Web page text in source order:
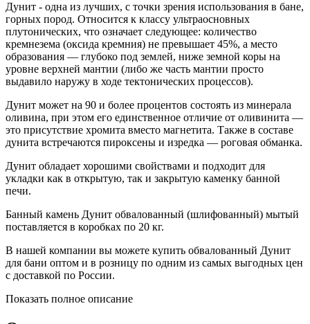
Дунит - одна из лучших, с точки зрения использования в бане,
горных пород. Относится к классу ультраосновных
плутонических, что означает следующее: количество
кремнезема (оксида кремния) не превышает 45%, а место
образования — глубоко под землей, ниже земной коры на
уровне верхней мантии (либо же часть мантии просто
выдавило наружу в ходе тектонических процессов).
Дунит может на 90 и более процентов состоять из минерала
оливина, при этом его единственное отличие от оливинита —
это присутствие хромита вместо магнетита. Также в составе
дунита встречаются пироксены и изредка — роговая обманка.
Дунит обладает хорошими свойствами и подходит для
укладки как в открытую, так и закрытую каменку банной
печи.
Банный камень Дунит обвалованный (шлифованный) мытый
поставляется в коробках по 20 кг.
В нашей компании вы можете купить обвалованный Дунит
для бани оптом и в розницу по одним из самых выгодных цен
с доставкой по России.
Показать полное описание